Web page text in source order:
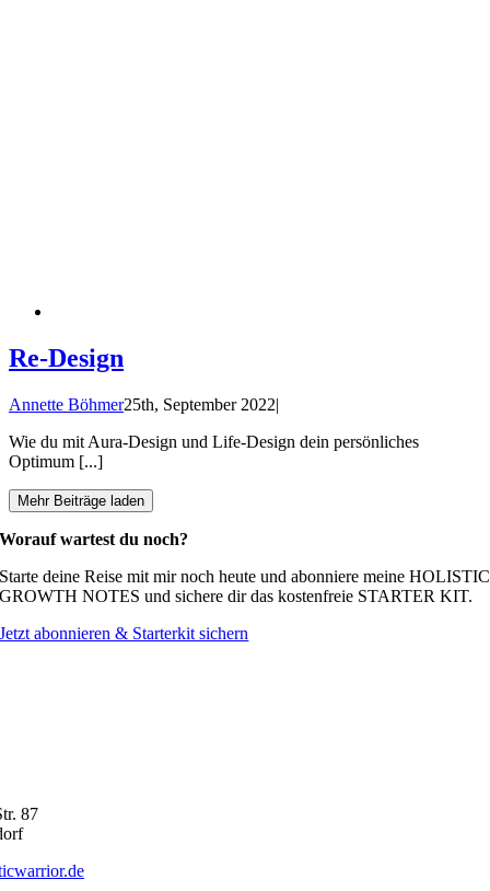
Re-Design
Annette Böhmer25th, September 2022|
Wie du mit Aura-Design und Life-Design dein persönliches
Optimum [...]
Mehr Beiträge laden
Worauf wartest du noch?
Starte deine Reise mit mir noch heute und abonniere meine HOLISTIC
GROWTH NOTES und sichere dir das kostenfreie STARTER KIT.
Jetzt abonnieren & Starterkit sichern
87